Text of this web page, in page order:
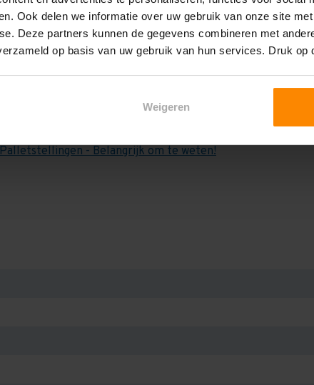
Ook delen we informatie over uw gebruik van onze site
Deze partners kunnen de gegevens combineren met
op basis van uw gebruik van hun services. Druk op
Weigeren
weten:
het draagvermogen per liggerniveau iets lager uit valt. Dit
berekenen!
2,25 meter, valt de draagkracht juist iets hoger uit.
dient u even contact met ons op te nemen. Wij voeren
bij aankoop van een rij palletstellingen. Wij kunnen
van uw situatie op beschreven staat! Kortom, bij
Palletstellingen - Belangrijk om te weten!